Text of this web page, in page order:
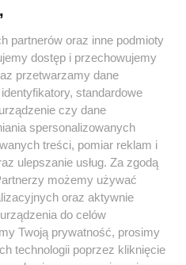
średniowieczna kasza
czeladzi
28
crizz
Kasza jaglana na
dietetyczne śniadanko
53.7k
renataz36
2 >
partnerów oraz inne podmioty
dostęp i przechowujemy
przetwarzamy dane
standardowe
czy dane
spersonalizowanych
treści, pomiar reklam i
ulepszanie usług. Za zgodą
możemy używać
oraz aktywnie
do celów
Twoją prywatność, prosimy
technologii poprzez kliknięcie